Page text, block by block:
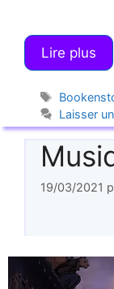
Lire plus
Étiquettes
Laisser
19/03/2021